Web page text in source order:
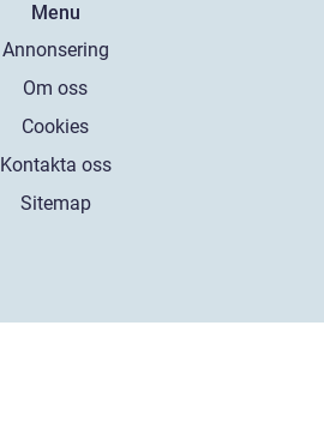
Menu
Annonsering
Om oss
Cookies
Kontakta oss
Sitemap